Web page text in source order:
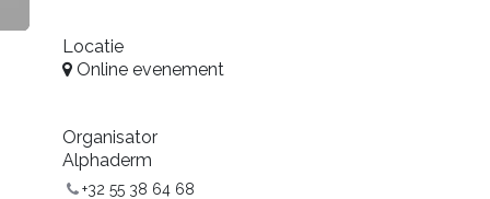
Locatie
Online evenement
Organisator
Alphaderm
+32 55 38 64 68